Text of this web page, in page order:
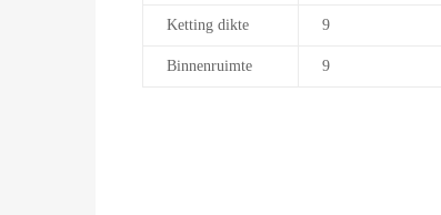
Ketting dikte 9
Binnenruimte 9